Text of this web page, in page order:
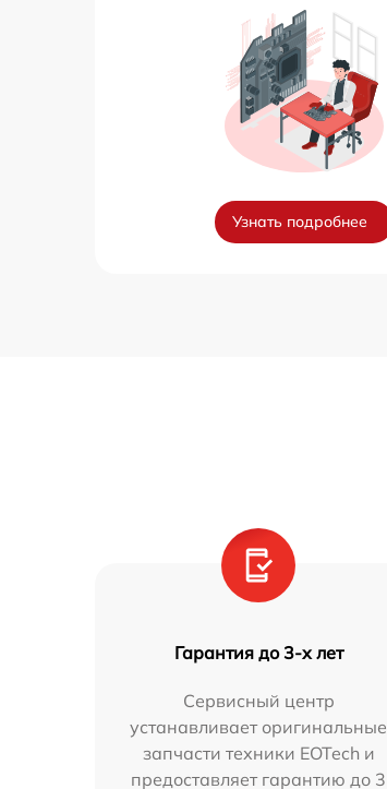
Узнать подробнее
Гарантия до 3-х лет
Сервисный центр
устанавливает оригинальные
запчасти техники EOTech и
предоставляет гарантию до 3